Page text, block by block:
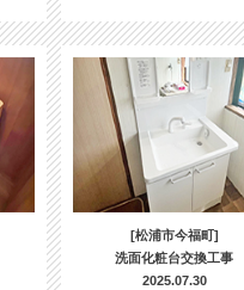
[松浦市今福町]
洗面化粧台交換工事
2025.07.30